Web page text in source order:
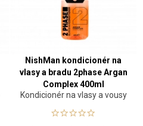
NishMan kondicionér na
vlasy a bradu 2phase Argan
Complex 400ml
Kondicionér na vlasy a vousy